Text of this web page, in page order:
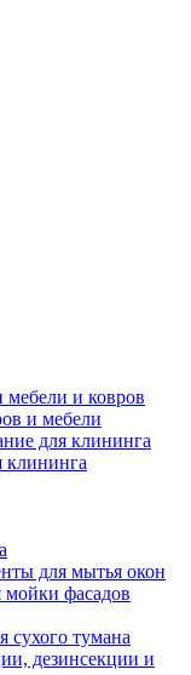
и ковров
и мебели
для клининга
клининга
для мытья окон
мойки фасадов
сухого тумана
дезинсекции и